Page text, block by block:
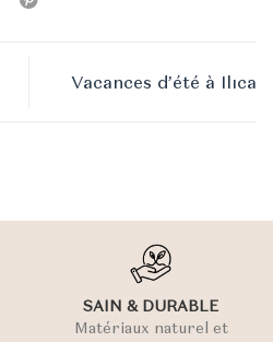
Vacances d’été à Ilıca
SAIN & DURABLE
Matériaux naturel et